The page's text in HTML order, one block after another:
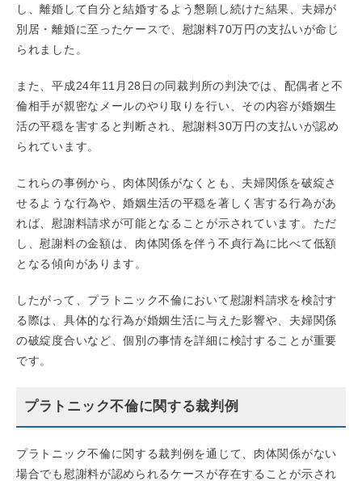
し、離婚して自分と結婚するよう懇願し続けた結果、夫婦が
別居・離婚に至ったケースで、慰謝料70万円の支払いが命じ
られました。
また、平成24年11月28日の同裁判所の判決では、配偶者と不
倫相手が親密なメールのやり取りを行い、その内容が婚姻生
活の平穏を害すると判断され、慰謝料30万円の支払いが認め
られています。
これらの事例から、肉体関係がなくとも、夫婦関係を破綻さ
せるような行為や、婚姻生活の平穏を著しく害する行為があ
れば、慰謝料請求が可能となることが示されています。ただ
し、慰謝料の金額は、肉体関係を伴う不貞行為に比べて低額
となる傾向があります。
したがって、プラトニック不倫において慰謝料請求を検討す
る際は、具体的な行為が婚姻生活に与えた影響や、夫婦関係
の破綻度合いなど、個別の事情を詳細に検討することが重要
です。
プラトニック不倫に関する裁判例
プラトニック不倫に関する裁判例を通じて、肉体関係がない
場合でも慰謝料が認められるケースが存在することが示され